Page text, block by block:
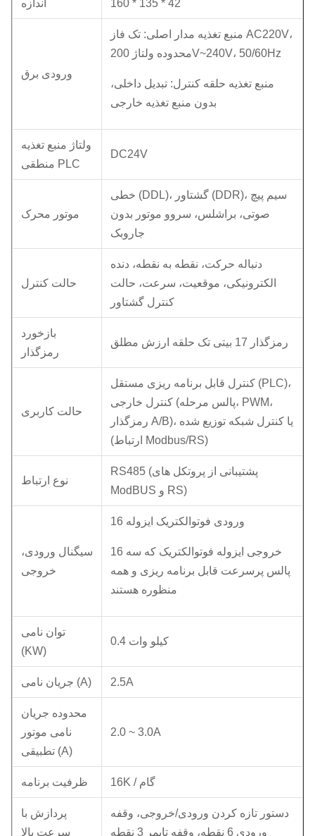
اندازه 160 * 135 * 42
ورودی برق
منبع تغذیه مدار اصلی: تک فاز AC220V،
محدوده ولتاژ 200V~240V، 50/60Hz
منبع تغذیه حلقه کنترل: تبدیل داخلی،
بدون منبع تغذیه خارجی
ولتاژ منبع تغذیه
منطقی PLC
DC24V
موتور محرک
خطی (DDL)، گشتاور (DDR)، سیم پیچ
صوتی، براشلس، سروو موتور بدون
جاروبک
حالت کنترل
دنباله حرکت، نقطه به نقطه، دنده
الکترونیکی، موقعیت، سرعت، حالت
کنترل گشتاور
بازخورد
رمزگذار
رمزگذار 17 بیتی تک حلقه ارزش مطلق
حالت کاربری
کنترل قابل برنامه ریزی مستقل (PLC)،
کنترل خارجی (پالس مرحله، PWM،
رمزگذار A/B)، یا کنترل شبکه توزیع شده
(ارتباط Modbus/RS)
نوع ارتباط
RS485 (پشتیبانی از پروتکل های
ModBUS و RS)
سیگنال ورودی،
خروجی
16 ورودی فوتوالکتریک ایزوله
16 خروجی ایزوله فوتوالکتریک که سه
پالس پرسرعت قابل برنامه ریزی و همه
منظوره هستند
توان نامی
(KW)
0.4 کیلو وات
جریان نامی (A) 2.5A
محدوده جریان
نامی موتور
تطبیقی ​​(A)
2.0 ~ 3.0A
ظرفیت برنامه 16K / گام
پردازش با
سرعت بالا
دستور تازه کردن ورودی/خروجی، وقفه
ورودی 6 نقطه، وقفه تایمر 3 نقطه